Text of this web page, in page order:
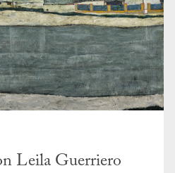
Leila Guerriero